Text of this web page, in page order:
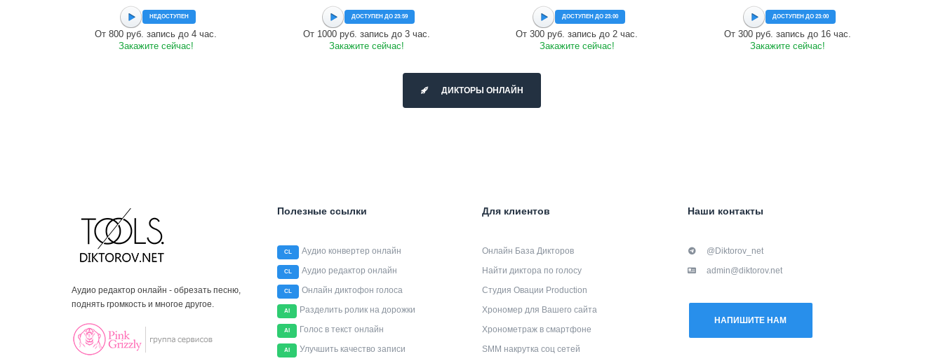
НЕДОСТУПЕН
От 800 руб. запись до 4 час.
Закажите сейчас!
ДОСТУПЕН ДО 23:59
От 1000 руб. запись до 3 час.
Закажите сейчас!
ДОСТУПЕН ДО 23:00
От 300 руб. запись до 2 час.
Закажите сейчас!
ДОСТУПЕН ДО 23:00
От 300 руб. запись до 16 час.
Закажите сейчас!
ДИКТОРЫ ОНЛАЙН
Аудио редактор онлайн - обрезать песню,
поднять громкость и многое другое.
Полезные ссылки
CL Аудио конвертер онлайн
CL Аудио редактор онлайн
CL Онлайн диктофон голоса
AI Разделить ролик на дорожки
AI Голос в текст онлайн
AI Улучшить качество записи
Для клиентов
Онлайн База Дикторов
Найти диктора по голосу
Студия Овации Production
Хрономер для Вашего сайта
Хронометраж в смартфоне
SMM накрутка соц сетей
Наши контакты
@Diktorov_net
admin@diktorov.net
НАПИШИТЕ НАМ